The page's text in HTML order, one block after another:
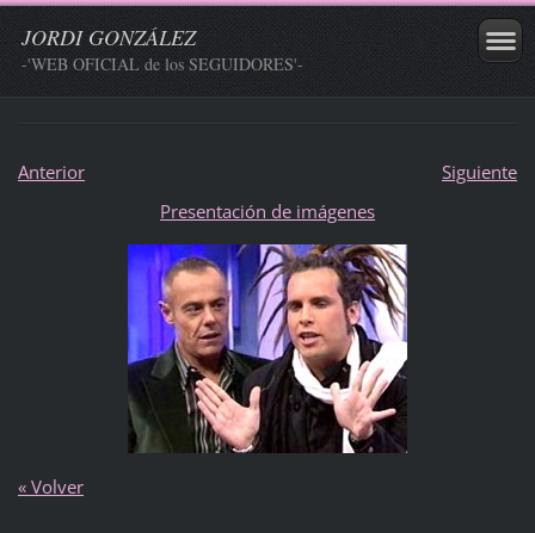
JORDI GONZÁLEZ
-'WEB OFICIAL de los SEGUIDORES'-
Anterior
Siguiente
Presentación de imágenes
« Volver